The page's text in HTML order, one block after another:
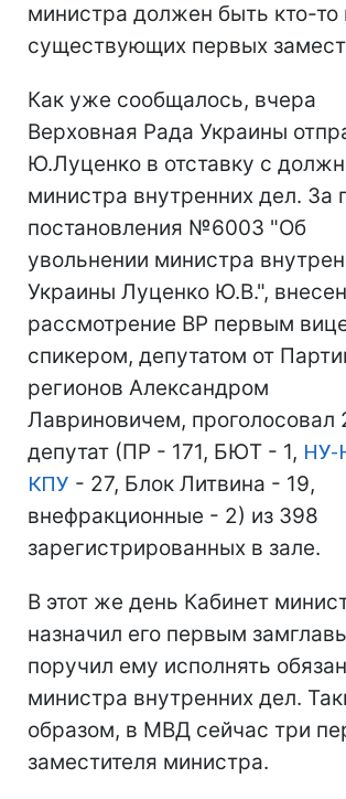
министра должен быть кто-то
существующих первых
Как уже сообщалось, вчера
Верховная Рада Украины
Ю.Луценко в отставку с
министра внутренних дел. За
постановления №6003 "Об
увольнении министра
Украины Луценко Ю.В.",
рассмотрение ВР первым
спикером, депутатом от
регионов Александром
Лавриновичем, проголосовал
депутат (ПР - 171, БЮТ - 1, НУ-
КПУ - 27, Блок Литвина - 19,
внефракционные - 2) из 398
зарегистрированных в зале.
В этот же день Кабинет
назначил его первым
поручил ему исполнять
министра внутренних дел.
образом, в МВД сейчас три
заместителя министра.